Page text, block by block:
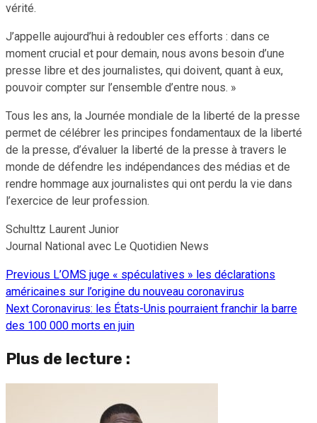
vérité.
J’appelle aujourd’hui à redoubler ces efforts : dans ce
moment crucial et pour demain, nous avons besoin d’une
presse libre et des journalistes, qui doivent, quant à eux,
pouvoir compter sur l’ensemble d’entre nous. »
Tous les ans, la Journée mondiale de la liberté de la presse
permet de célébrer les principes fondamentaux de la liberté
de la presse, d’évaluer la liberté de la presse à travers le
monde de défendre les indépendances des médias et de
rendre hommage aux journalistes qui ont perdu la vie dans
l’exercice de leur profession.
Schulttz Laurent Junior
Journal National avec Le Quotidien News
Continue
Reading
Previous L’OMS juge « spéculatives » les déclarations
américaines sur l’origine du nouveau coronavirus
Next Coronavirus: les États-Unis pourraient franchir la barre
des 100 000 morts en juin
Plus de lecture :